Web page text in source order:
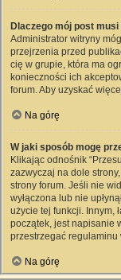
Dlaczego mój post
Administrator witryny
przejrzenia przed
cię w grupie, która ma
konieczności ich
forum. Aby uzyskać
Na górę
W jaki sposób mogę
Klikając odnośnik
zazwyczaj na dole
strony forum. Jeśli nie
wyłączona lub nie
użycie tej funkcji. Innym,
początek, jest napisanie
przestrzegać regulaminu
Na górę